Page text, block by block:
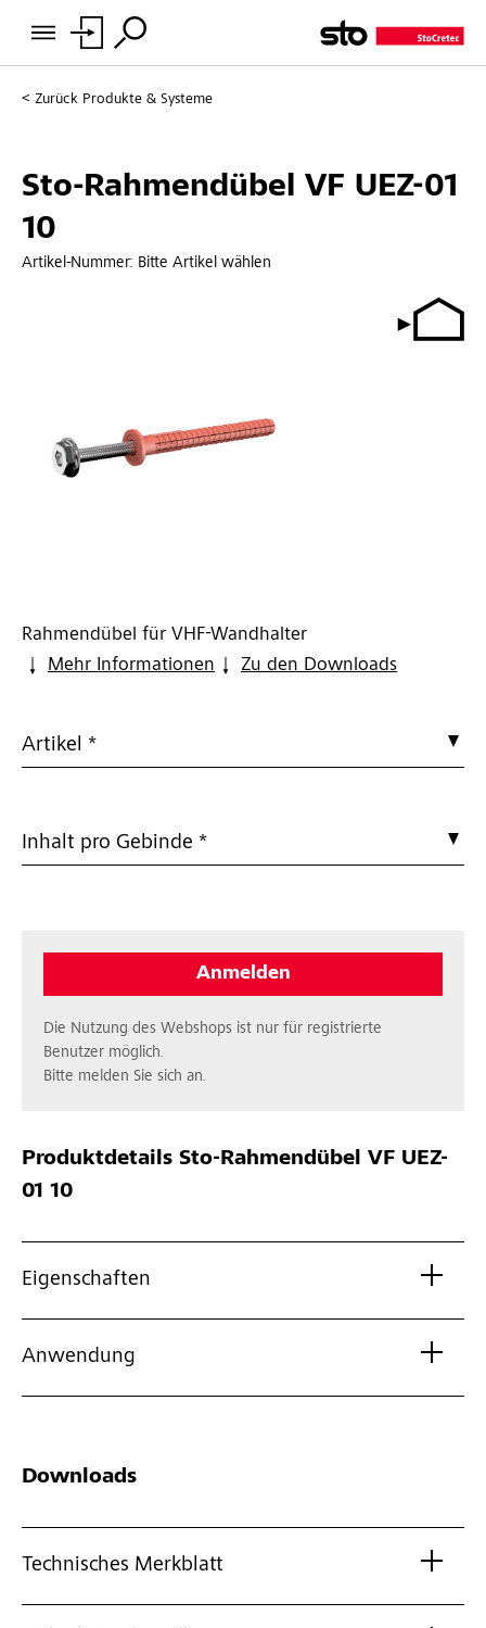
Zurück Produkte & Systeme
Sto-Rahmendübel VF UEZ-01
10
Artikel-Nummer: Bitte Artikel wählen
Rahmendübel für VHF-Wandhalter
Mehr Informationen
Zu den Downloads
Artikel *
Inhalt pro Gebinde *
Anmelden
Die Nutzung des Webshops ist nur für registrierte
Benutzer möglich.
Bitte melden Sie sich an.
Produktdetails Sto-Rahmendübel VF UEZ-
01 10
Eigenschaften
Anwendung
Downloads
Technisches Merkblatt